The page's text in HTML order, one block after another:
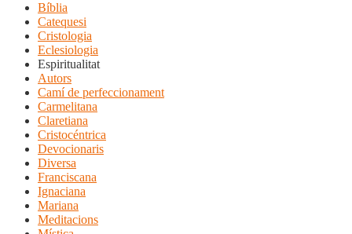
Bíblia
Catequesi
Cristologia
Eclesiologia
Espiritualitat
Autors
Camí de perfeccionament
Carmelitana
Claretiana
Cristocéntrica
Devocionaris
Diversa
Franciscana
Ignaciana
Mariana
Meditacions